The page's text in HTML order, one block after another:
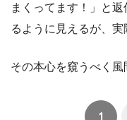
まくってます！」と
るように見えるが、実
その本心を窺うべく風
1